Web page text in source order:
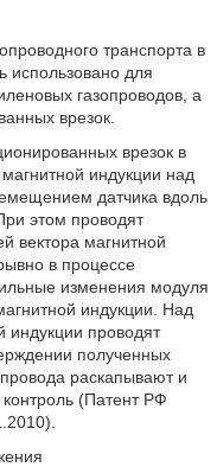
транспорта в
использовано для
газопроводов, а
врезок.
врезок в
индукции над
датчика вдоль
этом проводят
вектора магнитной
в процессе
изменения модуля
индукции. Над
индукции проводят
полученных
раскапывают и
(Патент РФ